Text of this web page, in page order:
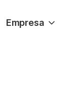
Empresa